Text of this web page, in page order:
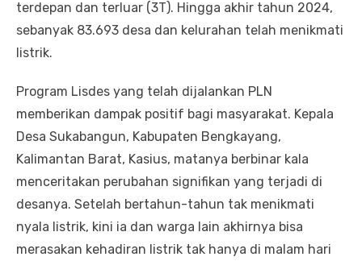
terdepan dan terluar (3T). Hingga akhir tahun 2024,
sebanyak 83.693 desa dan kelurahan telah menikmati
listrik.
Program Lisdes yang telah dijalankan PLN
memberikan dampak positif bagi masyarakat. Kepala
Desa Sukabangun, Kabupaten Bengkayang,
Kalimantan Barat, Kasius, matanya berbinar kala
menceritakan perubahan signifikan yang terjadi di
desanya. Setelah bertahun-tahun tak menikmati
nyala listrik, kini ia dan warga lain akhirnya bisa
merasakan kehadiran listrik tak hanya di malam hari